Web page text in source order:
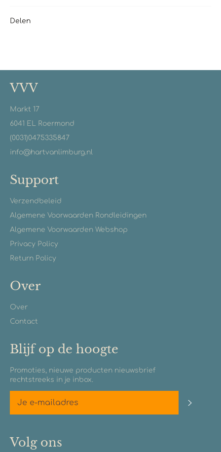
Delen
VVV
Markt 17
6041 EL Roermond
(0031)0475335847
info@hartvanlimburg.nl
Support
Verzendbeleid
Algemene Voorwaarden Rondleidingen
Algemene Voorwaarden Webshop
Privacy Policy
Return Policy
Over
Over
Contact
Blijf op de hoogte
Promoties, nieuwe producten nieuwsbrief
rechtstreeks in je inbox.
Volg ons